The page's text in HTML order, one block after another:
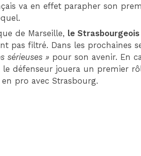
va en effet parapher son
de Marseille, le
pas filtré. Dans les prochaines
sérieuses » pour son avenir. En
le défenseur jouera un premier
pro avec Strasbourg.